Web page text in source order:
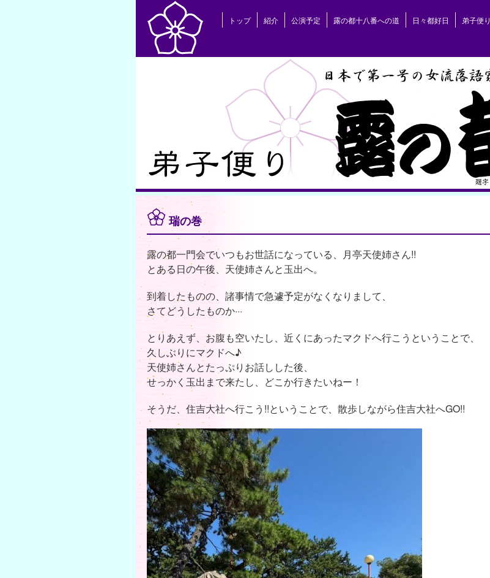
トップ 紹介 公演予定 露の都十八番への道 日々都好日 弟子便り
瑞の巻
露の都一門会でいつもお世話になっている、月亭天使姉さん!!
とある日の午後、天使姉さんと玉出へ。
到着したものの、諸事情で急遽予定がなくなりまして、
さてどうしたものか···
とりあえず、お腹も空いたし、近くにあったマクドへ行こうということで、
久しぶりにマクドへ♪
天使姉さんとたっぷりお話しした後、
せっかく玉出まで来たし、どこか行きたいねー！
そうだ、住吉大社へ行こう!!ということで、散歩しながら住吉大社へGO!!